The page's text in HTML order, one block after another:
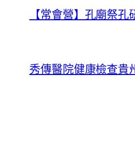
【常會營】孔廟祭
秀傳醫院健康檢查貴